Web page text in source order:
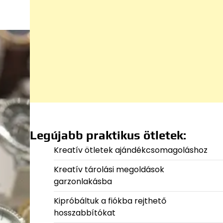
Legújabb praktikus ötletek:
Kreatív ötletek ajándékcsomagoláshoz
Kreatív tárolási megoldások
garzonlakásba
Kipróbáltuk a fiókba rejthető
hosszabbítókat